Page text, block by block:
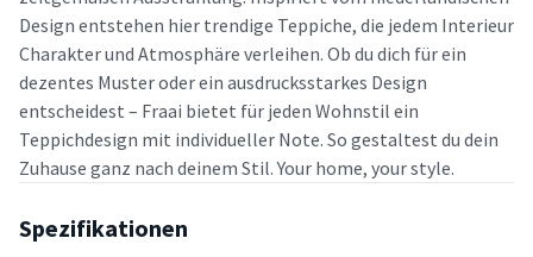
Design entstehen hier trendige Teppiche, die jedem Interieur
Charakter und Atmosphäre verleihen. Ob du dich für ein
dezentes Muster oder ein ausdrucksstarkes Design
entscheidest – Fraai bietet für jeden Wohnstil ein
Teppichdesign mit individueller Note. So gestaltest du dein
Zuhause ganz nach deinem Stil. Your home, your style.
Spezifikationen